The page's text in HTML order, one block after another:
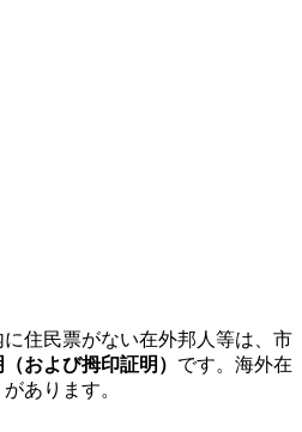
住民票がない在外邦人等は、市
および拇印証明） です。海外在
があります。